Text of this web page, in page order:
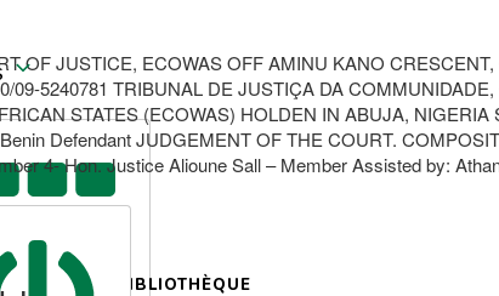
BIBLIOTHÈQUE
OF JUSTICE, ECOWAS OFF AMINU KANO
09-5240781 TRIBUNAL DE JUSTIÇA DA
STATES (ECOWAS) HOLDEN IN ABUJA,
Defendant JUDGEMENT OF THE COURT.
4- Hon. Justice Alioune Sall – Member Assisted by: